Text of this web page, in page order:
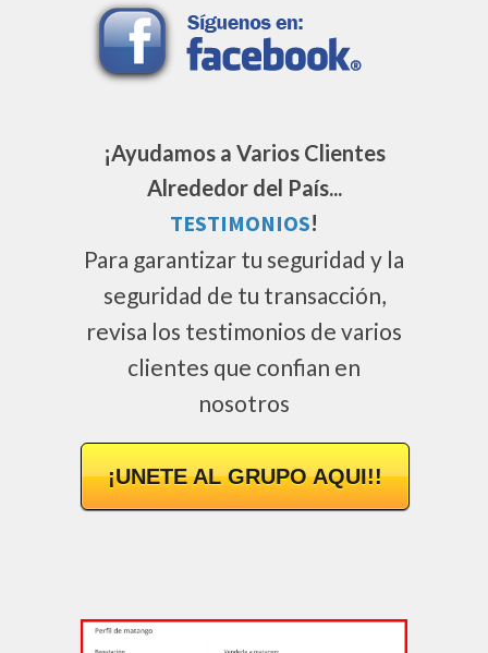
¡Ayudamos a Varios Clientes
Alrededor del País...
TESTIMONIOS!
Para garantizar tu seguridad y la
seguridad de tu transacción,
revisa los testimonios de varios
clientes que confian en
nosotros
¡UNETE AL GRUPO AQUI!!